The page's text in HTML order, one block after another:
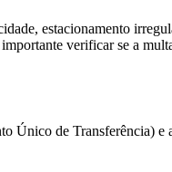
estacionamento
verificar se a
Único de Transferência) e